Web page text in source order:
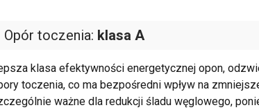
Opór toczenia: klasa A
klasa efektywności energetycznej opon,
toczenia, co ma bezpośredni wpływ na
ważne dla redukcji śladu węglowego,